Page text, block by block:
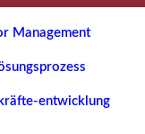
Management
entwicklung